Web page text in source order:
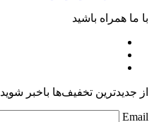
با ما همراه باشید
از جدیدترین تخفیف‌ها باخبر شوید
Email